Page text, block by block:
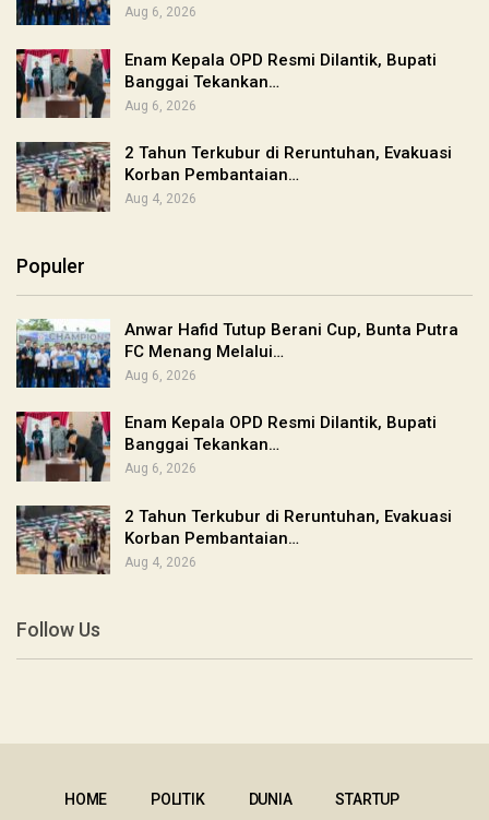
Aug 6, 2026
Enam Kepala OPD Resmi Dilantik, Bupati
Banggai Tekankan…
Aug 6, 2026
2 Tahun Terkubur di Reruntuhan, Evakuasi
Korban Pembantaian…
Aug 4, 2026
Populer
Anwar Hafid Tutup Berani Cup, Bunta Putra
FC Menang Melalui…
Aug 6, 2026
Enam Kepala OPD Resmi Dilantik, Bupati
Banggai Tekankan…
Aug 6, 2026
2 Tahun Terkubur di Reruntuhan, Evakuasi
Korban Pembantaian…
Aug 4, 2026
Follow Us
HOME POLITIK DUNIA STARTUP